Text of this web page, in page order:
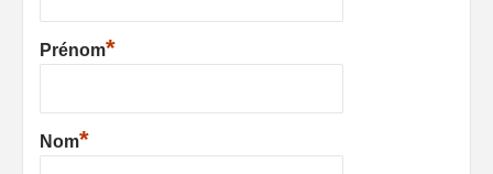
Prénom*
Nom*